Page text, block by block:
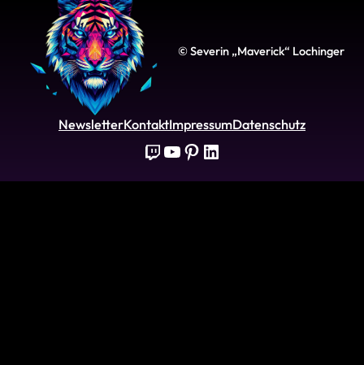
© Severin „Maverick“ Lochinger
NewsletterKontaktImpressumDatenschutz
Twitch YouTube Pinterest LinkedIn